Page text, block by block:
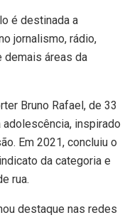
é destinada a
jornalismo, rádio,
demais áreas da
Bruno Rafael, de 33
adolescência, inspirado
Em 2021, concluiu o
da categoria e
rua.
destaque nas redes